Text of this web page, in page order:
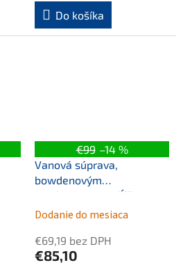
Do košíka
€99 –14 %
Vanová súprava,
bowdenovým
mechanizmom, dĺžka
1000mm, zátka 72mm,
Dodanie do mesiaca
€69,19 bez DPH
€85,10